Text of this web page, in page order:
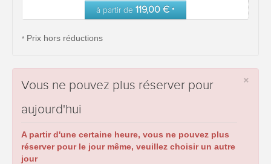
à partir de 119,00 € *
* Prix hors réductions
×
Vous ne pouvez plus réserver pour
aujourd'hui
A partir d'une certaine heure, vous ne pouvez plus
réserver pour le jour même, veuillez choisir un autre
jour